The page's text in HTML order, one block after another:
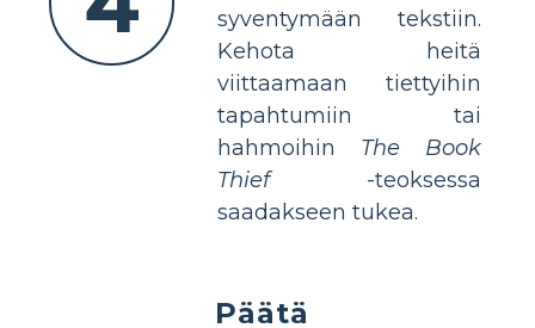
syventymään tekstiin.
Kehota heitä
viittaamaan tiettyihin
tapahtumiin tai
hahmoihin The Book
Thief-teoksessa
saadakseen tukea.
Päätä